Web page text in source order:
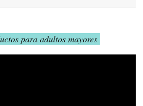
para adultos mayores